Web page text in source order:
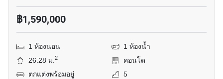
฿1,590,000
1 ห้องนอน
1 ห้องน้ำ
26.28 ม.2
คอนโด
ตกแต่งพร้อมอยู่
5